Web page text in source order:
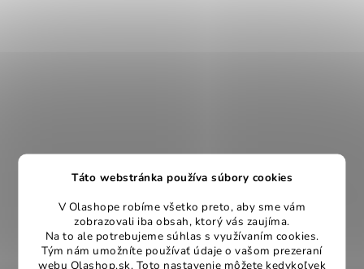
Táto webstránka používa súbory cookies
V Olashope robíme všetko preto, aby sme vám
zobrazovali iba obsah, ktorý vás zaujíma.
Na to ale potrebujeme súhlas s využívaním cookies.
Tým nám umožníte používať údaje o vašom prezeraní
webu Olashop.sk. Toto nastavenie môžete kedykoľvek